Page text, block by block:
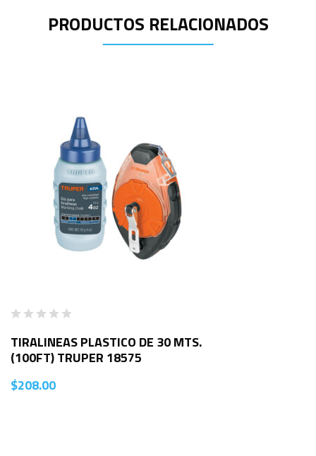
PRODUCTOS RELACIONADOS
TIRALINEAS PLASTICO DE 30 MTS.
(100FT) TRUPER 18575
$208.00